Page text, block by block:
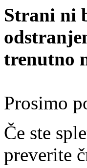
Strani ni
trenutno
Prosimo
Če ste
preverite